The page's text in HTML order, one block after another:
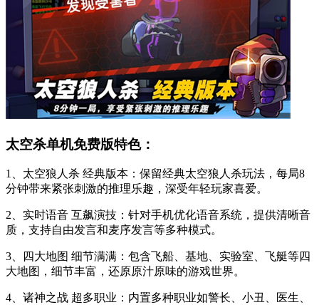
太空杀单机免费版特色：
1、太空狼人杀 经典版本：保留经典太空狼人杀玩法，每局8
分钟带来紧张刺激的推理乐趣，深受年轻玩家喜爱。
2、实时语音 互飙演技：针对手机优化语音系统，提供清晰音
质，支持自由发言和麦序发言等多种模式。
3、四大地图 细节满满：包含飞船、基地、实验室、飞艇等四
大地图，细节丰富，还原原汁原味的游戏世界。
4、诸神之战 超多职业：内置多种职业如警长、小丑、医生、